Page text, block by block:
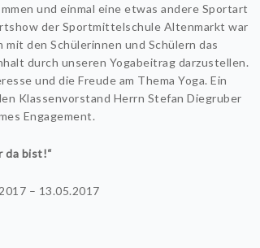
und einmal eine etwas andere Sportart
der Sportmittelschule Altenmarkt war
mit den Schülerinnen und Schülern das
durch unseren Yogabeitrag darzustellen.
und die Freude am Thema Yoga. Ein
Klassenvorstand Herrn Stefan Diegruber
Engagement.
da bist!“
– 13.05.2017